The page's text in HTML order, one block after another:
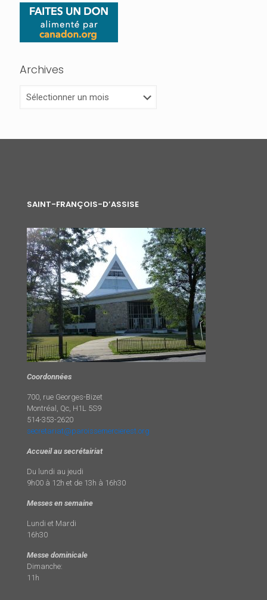
Archives
SAINT-FRANÇOIS-D’ASSISE
Coordonnées
700, rue Georges-Bizet
Montréal, Qc, H1L 5S9
514-353-2620
secretariat@paroissemercierest.org
Accueil au secrétairiat
Du lundi au jeudi
9h00 à 12h et de 13h à 16h30
Messes en semaine
Lundi et Mardi
16h30
Messe dominicale
Dimanche:
11h